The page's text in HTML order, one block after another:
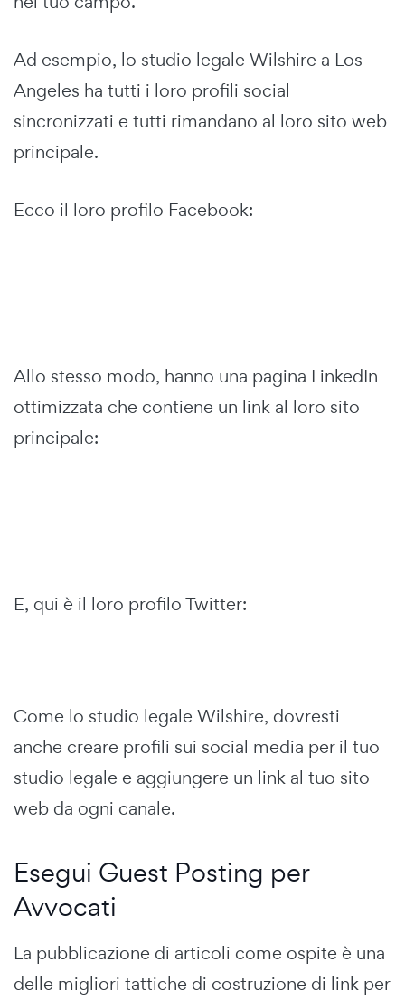
Ad esempio, lo studio legale Wilshire a Los
Angeles ha tutti i loro profili social
sincronizzati e tutti rimandano al loro sito web
principale.
Ecco il loro profilo Facebook:
Allo stesso modo, hanno una pagina LinkedIn
ottimizzata che contiene un link al loro sito
principale:
E, qui è il loro profilo Twitter:
Come lo studio legale Wilshire, dovresti
anche creare profili sui social media per il tuo
studio legale e aggiungere un link al tuo sito
web da ogni canale.
Esegui Guest Posting per
Avvocati
La pubblicazione di articoli come ospite è una
delle migliori tattiche di costruzione di link per